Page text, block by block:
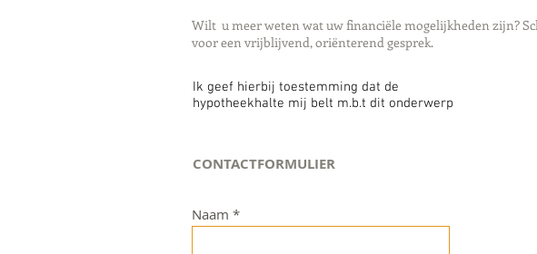
Wilt u meer weten wat uw financiële mogelijkheden zijn?
voor een vrijblijvend, oriënterend gesprek.
Ik geef hierbij toestemming dat de
hypotheekhalte mij belt m.b.t dit onderwerp
CONTACTFORMULIER
Naam